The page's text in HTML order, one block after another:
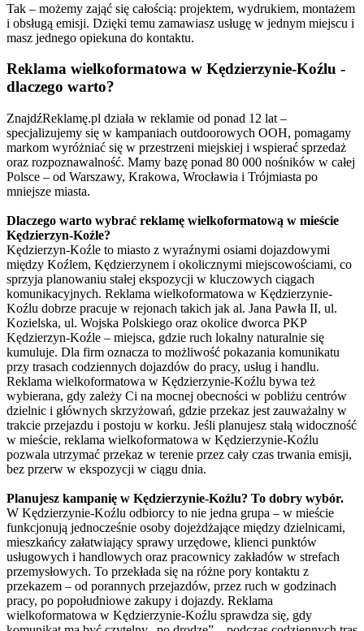
Tak – możemy zająć się całością: projektem, wydrukiem, montażem
i obsługą emisji. Dzięki temu zamawiasz usługę w jednym miejscu i
masz jednego opiekuna do kontaktu.
Reklama wielkoformatowa w Kędzierzynie-Koźlu -
dlaczego warto?
ZnajdźReklamę.pl działa w reklamie od ponad 12 lat –
specjalizujemy się w kampaniach outdoorowych OOH, pomagamy
markom wyróżniać się w przestrzeni miejskiej i wspierać sprzedaż
oraz rozpoznawalność. Mamy bazę ponad 80 000 nośników w całej
Polsce – od Warszawy, Krakowa, Wrocławia i Trójmiasta po
mniejsze miasta.
Dlaczego warto wybrać reklamę wielkoformatową w mieście
Kędzierzyn-Koźle?
Kędzierzyn-Koźle to miasto z wyraźnymi osiami dojazdowymi
między Koźlem, Kędzierzynem i okolicznymi miejscowościami, co
sprzyja planowaniu stałej ekspozycji w kluczowych ciągach
komunikacyjnych. Reklama wielkoformatowa w Kędzierzynie-
Koźlu dobrze pracuje w rejonach takich jak al. Jana Pawła II, ul.
Kozielska, ul. Wojska Polskiego oraz okolice dworca PKP
Kędzierzyn-Koźle – miejsca, gdzie ruch lokalny naturalnie się
kumuluje. Dla firm oznacza to możliwość pokazania komunikatu
przy trasach codziennych dojazdów do pracy, usług i handlu.
Reklama wielkoformatowa w Kędzierzynie-Koźlu bywa też
wybierana, gdy zależy Ci na mocnej obecności w pobliżu centrów
dzielnic i głównych skrzyżowań, gdzie przekaz jest zauważalny w
trakcie przejazdu i postoju w korku. Jeśli planujesz stałą widoczność
w mieście, reklama wielkoformatowa w Kędzierzynie-Koźlu
pozwala utrzymać przekaz w terenie przez cały czas trwania emisji,
bez przerw w ekspozycji w ciągu dnia.
Planujesz kampanię w Kędzierzynie-Koźlu? To dobry wybór.
W Kędzierzynie-Koźlu odbiorcy to nie jedna grupa – w mieście
funkcjonują jednocześnie osoby dojeżdżające między dzielnicami,
mieszkańcy załatwiający sprawy urzędowe, klienci punktów
usługowych i handlowych oraz pracownicy zakładów w strefach
przemysłowych. To przekłada się na różne pory kontaktu z
przekazem – od porannych przejazdów, przez ruch w godzinach
pracy, po popołudniowe zakupy i dojazdy. Reklama
wielkoformatowa w Kędzierzynie-Koźlu sprawdza się, gdy